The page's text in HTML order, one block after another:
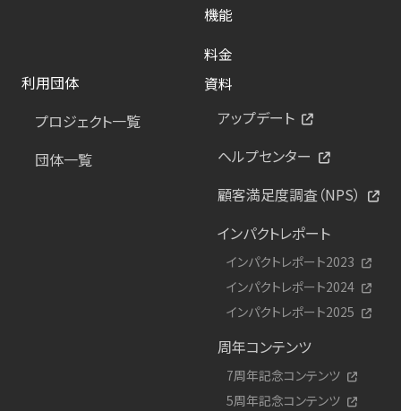
機能
料金
利用団体
プロジェクト一覧
団体一覧
資料
アップデート
ヘルプセンター
顧客満足度調査（NPS）
インパクトレポート
インパクトレポート2023
インパクトレポート2024
インパクトレポート2025
周年コンテンツ
7周年記念コンテンツ
5周年記念コンテンツ